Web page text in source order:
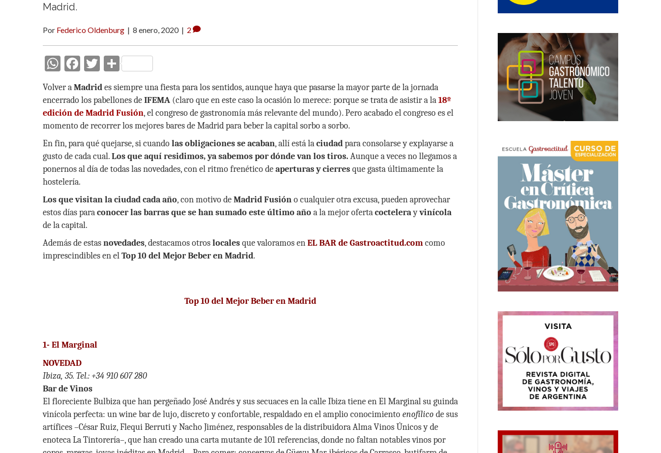
Madrid.
Por Federico Oldenburg | 8 enero, 2020 | 2
W
at
s
A
p
p
F
ac
e
b
o
o
k
T
w
itt
er
C
m
p
ar
ti
r
Volver aMadrides siempre una fiesta para los sentidos, aunque haya que pasarse la mayor parte de la jornada
encerrado los pabellones deIFEMA (claro que en este caso la ocasión lo merece: porque se trata de asistir a la18º
edición de Madrid Fusión, el congreso de gastronomía más relevante del mundo). Pero acabado el congreso es el
momento de recorrer los mejores bares de Madrid para beber la capital sorbo a sorbo.
En fin, para qué quejarse, si cuandolas obligaciones se acaban, allí está laciudadpara consolarse y explayarse a
gusto de cada cual.Los que aquí residimos, ya sabemos por dónde van los tiros.Aunque a veces no llegamos a
ponernos al día de todas las novedades, con el ritmo frenético deaperturas y cierresque gasta últimamente la
hostelería.
Los que visitan la ciudad cada año, con motivo deMadrid Fusióno cualquier otra excusa, pueden aprovechar
estos días paraconocer las barras que se han sumado este último año a la mejor ofertacoctelerayvinícola
de la capital.
Además de estasnovedades, destacamos otroslocalesque valoramos enEL BAR de Gastroactitud.comcomo
imprescindibles en elTop 10 del Mejor Beber en Madrid.
Top 10 del Mejor Beber en Madrid
1- El Marginal
NOVEDAD
Ibiza, 35. Tel.: +34 910 607 280
Bar de Vinos
El floreciente Bulbiza que han pergeñado José Andrés y sus secuaces en la calle Ibiza tiene en El Marginal su guinda
vinícola perfecta: un wine bar de lujo, discreto y confortable, respaldado en el amplio conocimientoenofílico de sus
artífices –César Ruiz, Flequi Berruti y Nacho Jiménez, responsables de la distribuidora Alma Vinos Únicos y de
enoteca La Tintorería–, que han creado una carta mutante de 101 referencias, donde no faltan notables vinos por